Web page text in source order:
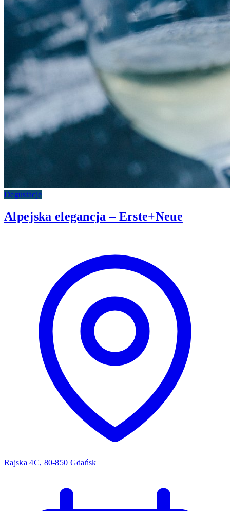
Degustacje
Alpejska elegancja – Erste+Neue
Rajska 4C, 80-850 Gdańsk